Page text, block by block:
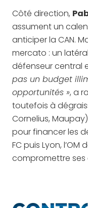
Côté direction,
assument un
anticiper la CAN.
mercato : un
défenseur central
pas un budget
opportunités », a
toutefois à
Cornelius,
pour financer les
FC puis Lyon,
compromettre ses